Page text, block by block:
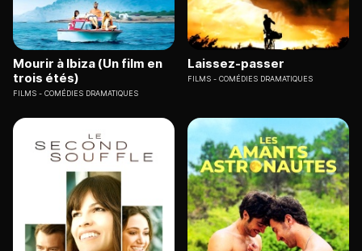
Mourir à Ibiza (Un film en
trois étés)
FILMS COMÉDIES DRAMATIQUES
Laissez-passer
FILMS COMÉDIES DRAMATIQUES